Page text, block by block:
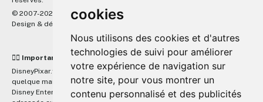
cookies
Nous utilisons des cookies et d'autres
technologies de suivi pour améliorer
votre expérience de navigation sur
notre site, pour vous montrer un
contenu personnalisé et des publicités
© 2007-2026 DisneyPixar.fr
Design & développement :
☝🏼 Important
DisneyPixar.fr est un site indépendant et n'est en aucun cas lié de
quelque manière que ce soit avec The Walt Disney Company, Pixar,
Disney Enterprises, Inc ou leurs dérivés ou associés. Toute demande